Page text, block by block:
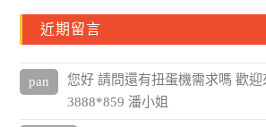
近期留言
pan
您好 請問還有扭蛋機需求嗎 歡迎
3888*859 潘小姐